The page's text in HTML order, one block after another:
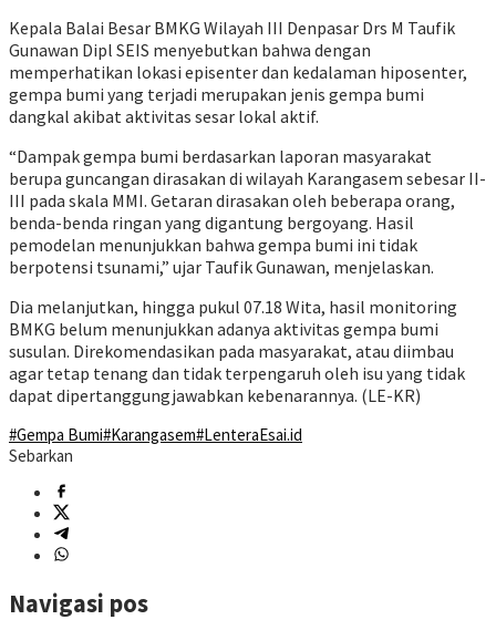
Kepala Balai Besar BMKG Wilayah III Denpasar Drs M Taufik
Gunawan Dipl SEIS menyebutkan bahwa dengan
memperhatikan lokasi episenter dan kedalaman hiposenter,
gempa bumi yang terjadi merupakan jenis gempa bumi
dangkal akibat aktivitas sesar lokal aktif.
“Dampak gempa bumi berdasarkan laporan masyarakat
berupa guncangan dirasakan di wilayah Karangasem sebesar II-
III pada skala MMI. Getaran dirasakan oleh beberapa orang,
benda-benda ringan yang digantung bergoyang. Hasil
pemodelan menunjukkan bahwa gempa bumi ini tidak
berpotensi tsunami,” ujar Taufik Gunawan, menjelaskan.
Dia melanjutkan, hingga pukul 07.18 Wita, hasil monitoring
BMKG belum menunjukkan adanya aktivitas gempa bumi
susulan. Direkomendasikan pada masyarakat, atau diimbau
agar tetap tenang dan tidak terpengaruh oleh isu yang tidak
dapat dipertanggungjawabkan kebenarannya. (LE-KR)
#Gempa Bumi#Karangasem#LenteraEsai.id
Sebarkan
Navigasi pos